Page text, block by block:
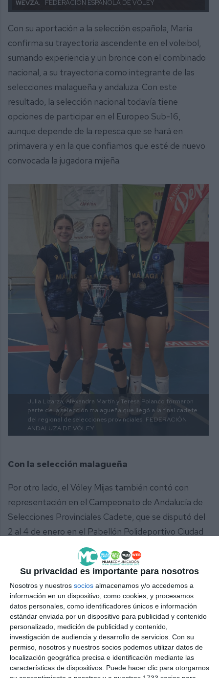
Su privacidad es importante para nosotros
Nosotros y nuestros socios almacenamos y/o accedemos a
información en un dispositivo, como cookies, y procesamos
datos personales, como identificadores únicos e información
estándar enviada por un dispositivo para publicidad y contenido
personalizado, medición de publicidad y contenido,
investigación de audiencia y desarrollo de servicios. Con su
permiso, nosotros y nuestros socios podemos utilizar datos de
localización geográfica precisa e identificación mediante las
características de dispositivos. Puede hacer clic para otorgarnos
WEVZA.
FEDERACIÓN ESPAÑOLA DE VÓLEY
Con su aportación a la selección española, María
confirma su trayectoria ascendente en el voleibol,
sumando experiencia y un bronce con el combinado
nacional, a su trayectoria como integrante de las
selecciones malagueña y andaluza. Con este
resultado, la selección nacional todavía tiene
opciones de participar en el Europeo Sub-16,
aunque depende de la repesca que se hará en
primavera y en la que confiamos que esté de nuevo
convocada la jugadora mijeña.
Julia Lizarza, Alexandra Martín y Teresa Polanco formaron
parte de la selección malagueña que llegó a la final cadete
del regional de selecciones provinciales. FEDERACIÓN
ANDALUZA DE VÓLEY
Con la selección malagueña
Por otro lado, el Vóley Mijas también contó con
representación en el Campeonato de Andalucía de
Selecciones Provinciales Cadete, que se disputó del
2 al 4 de enero en el Pabellón Polideportivo Ciudad
de Cártama. En concreto, las jugadoras Julia Lizarza,
Alexandra Martín y Teresa Polanco formaron parte
de la selección malagueña que llegó a la final de esta
categoría. En esta, se enfrentaron al combinado de
Granada, la lucha por el primer puesto fue muy
disputada, finalmente, las malagueñas quedaron
subcampeonas de la competición interprovincial.